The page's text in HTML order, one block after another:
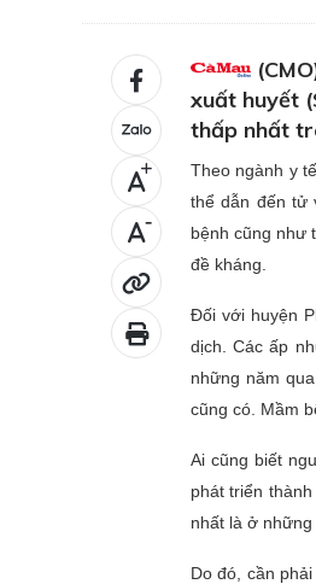
+
-
xuất huyết
thấp nhất
Theo ngành y
thể dẫn đến tử
bệnh cũng như
đề kháng.
Đối với huyện
dịch. Các ấp
những năm
cũng có. Mầm
Ai cũng biết
phát triển
nhất là ở
Do đó, cần